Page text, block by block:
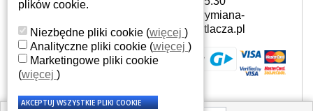
też uszkodzenie mechaniczne, np.
JAK TO DZIAŁA?
Klawiatura składa się z kilku
warstw folii, z których przewodzą
przewodzące warstwy.
Dane osobowe
Adresy
Historia zamówień
info@wymiana-
wyswietlacza.pl
plików cookie.
Niezbędne pliki cookie (więcej )
Analityczne pliki cookie (więcej )
Marketingowe pliki cookie
(więcej )